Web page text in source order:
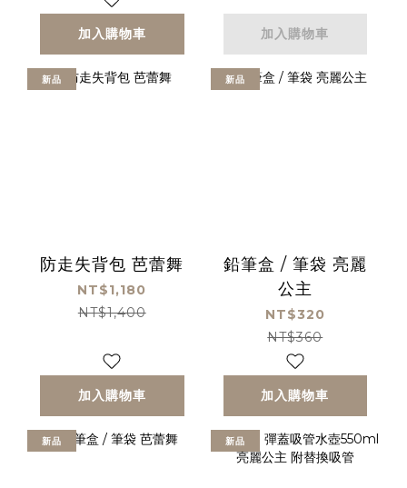
加入購物車 加入購物車
新品
防走失背包 芭蕾舞
NT$1,180
NT$1,400
加入購物車
新品
鉛筆盒 / 筆袋 亮麗
公主
NT$320
NT$360
加入購物車
新品 新品